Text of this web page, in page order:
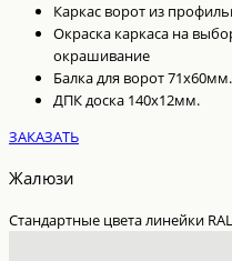
Каркас ворот из
Окраска каркаса на
окрашивание
Балка для ворот
ДПК доска 140х12мм.
ЗАКАЗАТЬ
Жалюзи
Стандартные цвета линейки RAL